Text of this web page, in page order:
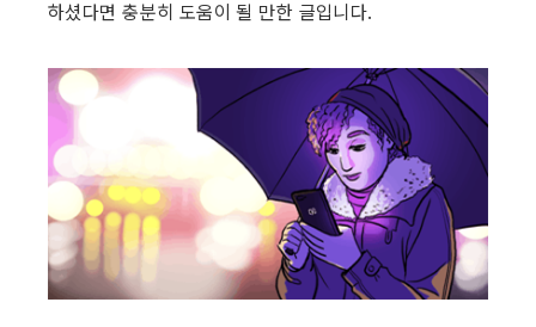
하셨다면 충분히 도움이 될 만한 글입니다.